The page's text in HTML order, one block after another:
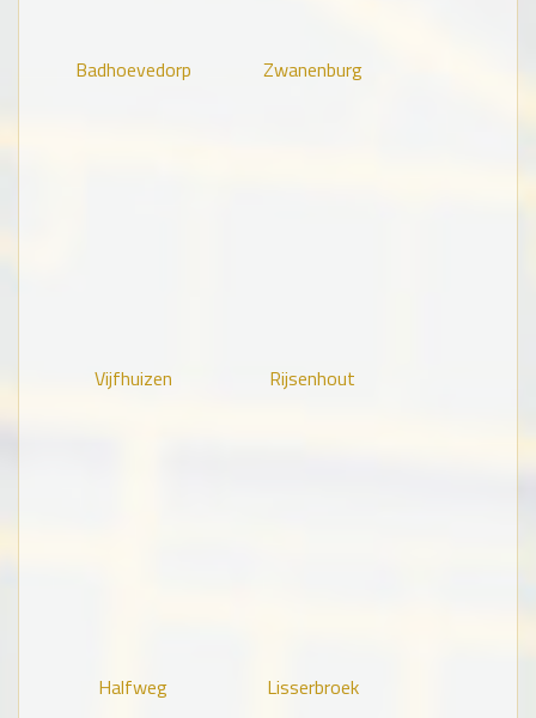
Badhoevedorp Zwanenburg
Vijfhuizen Rijsenhout
Halfweg Lisserbroek